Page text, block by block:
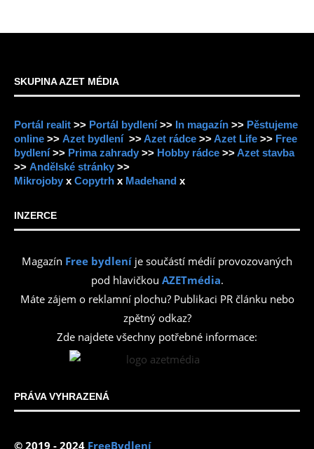
SKUPINA AZET MÉDIA
Portál realit >> Portál bydlení>> In magazín >> Pěstujeme
online >> Azet bydlení >>Azet rádce >>Azet Life >> Free
bydlení>> Prima zahrady >> Hobby rádce >>Azet stavba
>> Andělské stránky >>
Mikrojoby x Copytrh x Madehand x
INZERCE
Magazín Free bydlení je součástí médií provozovaných
pod hlavičkou AZETmédia.
Máte zájem o reklamní plochu? Publikaci PR článku nebo
zpětný odkaz?
Zde najdete všechny potřebné informace:
PRÁVA VYHRAZENÁ
© 2019 - 2024 FreeBydlení